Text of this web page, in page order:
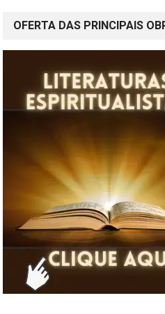
OFERTA DAS PRINCIPAIS